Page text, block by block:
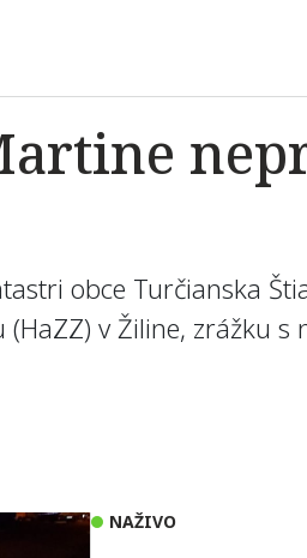
obce Turčianska
v Žiline, zrážku s
NAŽIVO